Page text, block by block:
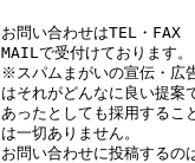
お問い合わせはTEL・FAX
MAILで受付けております。
※スパムまがいの宣伝・広
はそれがどんなに良い提案
あったとしても採用するこ
は一切ありません。
お問い合わせに投稿するの